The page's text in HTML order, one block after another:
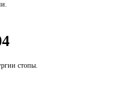
стопы.